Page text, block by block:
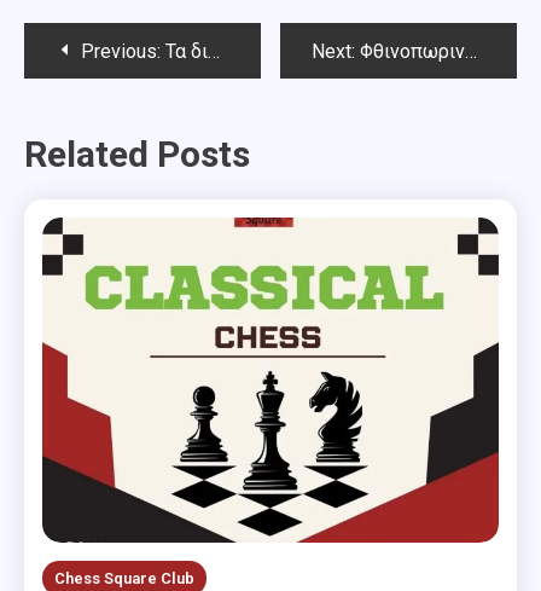
PostPrevious: Τα διεθνή τουρνουά στην Ικαρία και τα Ανώγεια Next: Φθινοπωρινό Όπεν Chess Square & 160ό Όπεν Αμπελοκήπων
Related Posts
Chess Square Club